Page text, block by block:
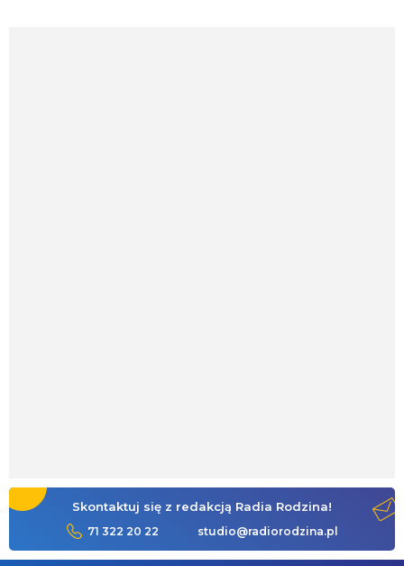
Skontaktuj się z redakcją Radia Rodzina!
71 322 20 22 studio@radiorodzina.pl